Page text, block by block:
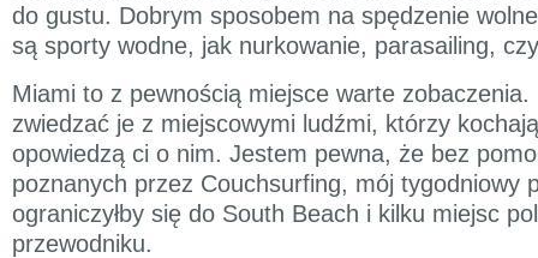
do gustu. Dobrym sposobem na spędzenie
są sporty wodne, jak nurkowanie, parasailing,
Miami to z pewnością miejsce warte zobaczenia.
zwiedzać je z miejscowymi ludźmi, którzy
opowiedzą ci o nim. Jestem pewna, że bez
poznanych przez Couchsurfing, mój tygodniowy
ograniczyłby się do South Beach i kilku miejsc
przewodniku.